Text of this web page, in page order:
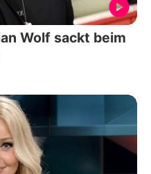
Wolf sackt beim